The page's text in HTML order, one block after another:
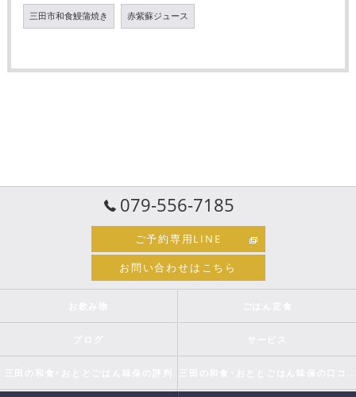
三田市和食鰻蒲焼き 赤紫蘇ジュース
079-556-7185
ご予約専用LINE
お問い合わせはこちら